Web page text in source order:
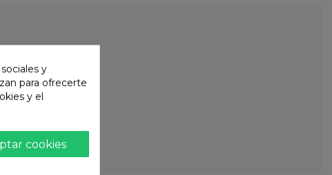
y
para ofrecerte
y el
cookies